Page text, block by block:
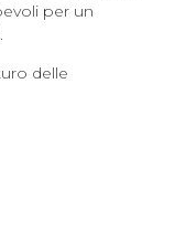
per un
.
delle